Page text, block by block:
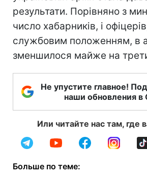
результати. Порівняно з
число хабарників, і
службовим положенням, в
зменшилося майже на
Не упустите главное!
наши обновления в
Или читайте нас там, где
Больше по теме: